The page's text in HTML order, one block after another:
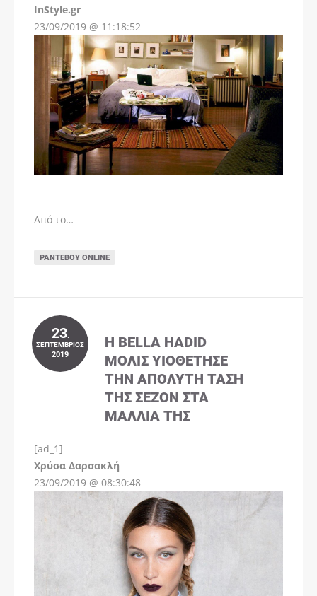
InStyle.gr
23/09/2019 @ 11:18:52
Από το…
ΡΑΝΤΕΒΟΎ ONLINE
23.
ΣΕΠΤΈΜΒΡΙΟΣ
2019
Η BELLA HADID
ΜΌΛΙΣ ΥΙΟΘΈΤΗΣΕ
ΤΗΝ ΑΠΌΛΥΤΗ ΤΆΣΗ
ΤΗΣ ΣΕΖΌΝ ΣΤΑ
ΜΑΛΛΙΆ ΤΗΣ
[ad_1]
Χρύσα Δαρσακλή
23/09/2019 @ 08:30:48